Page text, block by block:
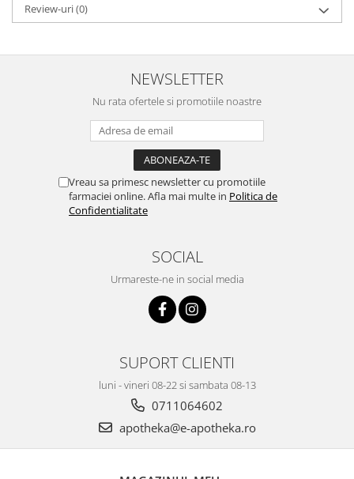
Review-uri(0)
NEWSLETTER
Nu rata ofertele si promotiile noastre
Vreau sa primesc newsletter cu promotiile
farmaciei online. Afla mai multe in Politica de
Confidentialitate
SOCIAL
Urmareste-ne in social media
SUPORT CLIENTI
luni - vineri 08-22 si sambata 08-13
0711064602
apotheka@e-apotheka.ro